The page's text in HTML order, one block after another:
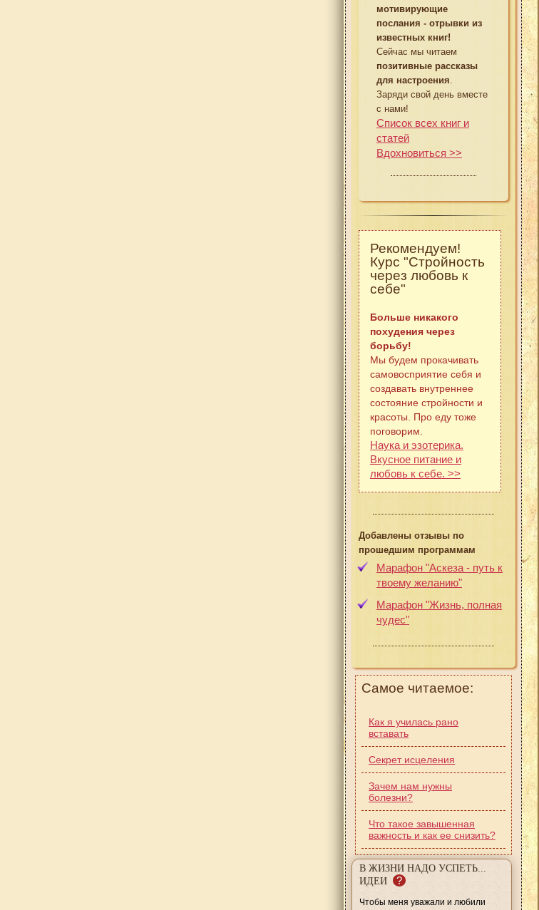
мотивирующие
послания - отрывки из
известных книг!
Сейчас мы читаем
позитивные рассказы
для настроения
Заряди свой день вместе
с нами!
Список всех книг и
статей
Вдохновиться >>
Рекомендуем!
Курс "Стройность
через любовь к
себе"
Больше никакого
похудения через
борьбу!
Мы будем прокачивать
самовосприятие себя и
создавать внутреннее
состояние стройности и
красоты. Про еду тоже
поговорим.
Наука и эзотерика.
Вкусное питание и
любовь к себе. >>
Добавлены отзывы по
прошедшим программам
Марафон "Аскеза - путь к
твоему желанию"
Марафон "Жизнь, полная
чудес"
Самое читаемое:
Как я училась рано
вставать
Секрет исцеления
Зачем нам нужны
болезни?
Что такое завышенная
важность и как ее снизить?
В ЖИЗНИ НАДО УСПЕТЬ...
ИДЕИ
?
Чтобы меня уважали и любили